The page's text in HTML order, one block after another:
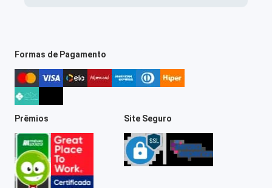
Formas de Pagamento
Prêmios Site Seguro